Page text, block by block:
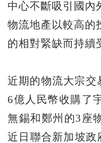
中心不斷吸引國內
物流地產以較高的
的相對緊缺而持續
近期的物流大宗交
6億人民幣收購了
無錫和鄭州的3座
近日聯合新加坡政